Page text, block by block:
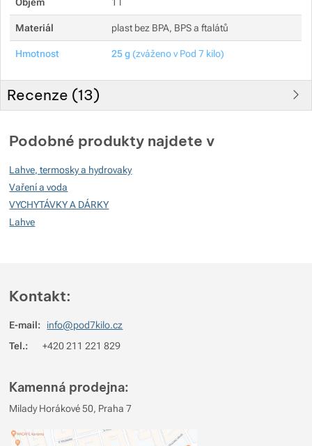
Objem 1 l
Materiál plast bez BPA, BPS a ftalátů
Hmotnost 25 g(zváženo v Pod 7 kilo)
Recenze (13)
99%
Hodnocení
Recenzí s hodnocením
0%
Recenzí s hodnocením
0%
Pro vkládání recenzí je nutné se přihlásit.
Recenze
Ověřený zákazník
Podobné produkty najdete v
Lahve, termosky a hydrovaky
Vaření a voda
VYCHYTÁVKY A DÁRKY
Lahve
Kontakt:
E-mail:
info@pod7kilo.cz
Tel.: +420 211 221 829
Kamenná prodejna:
Milady Horákové 50, Praha 7